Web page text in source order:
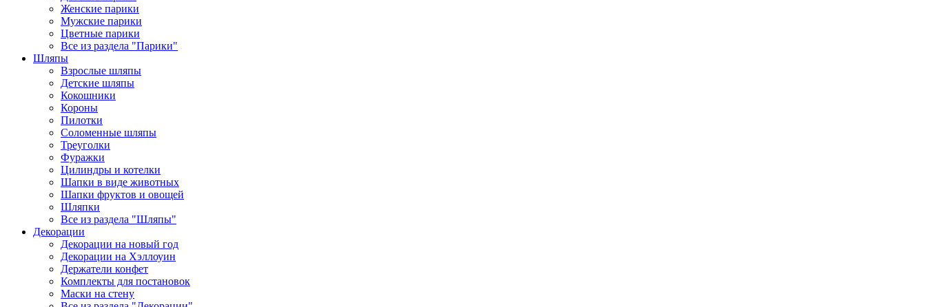
Женские парики
Мужские парики
Цветные парики
Все из раздела "Парики"
Шляпы
Взрослые шляпы
Детские шляпы
Кокошники
Короны
Пилотки
Соломенные шляпы
Треуголки
Фуражки
Цилиндры и котелки
Шапки в виде животных
Шапки фруктов и овощей
Шляпки
Все из раздела "Шляпы"
Декорации
Декорации на новый год
Декорации на Хэллоуин
Держатели конфет
Комплекты для постановок
Маски на стену